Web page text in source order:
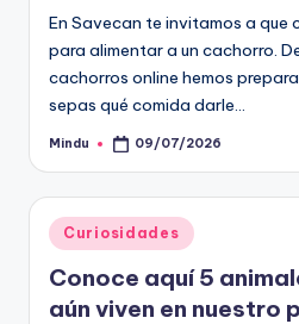
En Savecan te invitamos a que
para alimentar a un cachorro.
cachorros online hemos
sepas qué comida darle…
Publicado
Mindu 09/07/2026
Publicado
en
Curiosidades
Conoce aquí 5
aún viven en nuestro